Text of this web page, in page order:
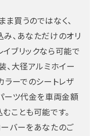
買うのではなく、
、あなただけのオリ
ブリックなら可能で
、大径アルミホイー
ラーでのシートレザ
ーツ代金を車両金額
ことも可能です。
バーをあなたのご